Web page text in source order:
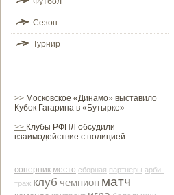
Сезон
Турнир
>> Московское «Динамо» выставило
Кубок Гагарина в «Бутырке»
>> Клубы РФПЛ обсудили
взаимодействие с полицией
соперник место сборная партнеры арби­
траж клуб чемпион матч